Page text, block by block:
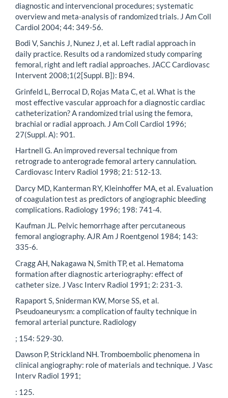
diagnostic and intervencional procedures; systematic
overview and meta-analysis of randomized trials. J Am Coll
Cardiol 2004; 44: 349-56.
Bodi V, Sanchis J, Nunez J, et al. Left radial approach in
daily practice. Results od a randomized study comparing
femoral, right and left radial approaches. JACC Cardiovasc
Intervent 2008;1(2[Suppl. B]): B94.
Grinfeld L, Berrocal D, Rojas Mata C, et al. What is the
most effective vascular approach for a diagnostic cardiac
catheterization? A randomized trial using the femora,
brachial or radial approach. J Am Coll Cardiol 1996;
27(Suppl. A): 901.
Hartnell G. An improved reversal technique from
retrograde to anterograde femoral artery cannulation.
Cardiovasc Interv Radiol 1998; 21: 512-13.
Darcy MD, Kanterman RY, Kleinhoffer MA, et al. Evaluation
of coagulation test as predictors of angiographic bleeding
complications. Radiology 1996; 198: 741-4.
Kaufman JL. Pelvic hemorrhage after percutaneous
femoral angiography. AJR Am J Roentgenol 1984; 143:
335-6.
Cragg AH, Nakagawa N, Smith TP, et al. Hematoma
formation after diagnostic arteriography: effect of
catheter size. J Vasc Interv Radiol 1991; 2: 231-3.
Rapaport S, Sniderman KW, Morse SS, et al.
Pseudoaneurysm: a complication of faulty technique in
femoral arterial puncture. Radiology
; 154: 529-30.
Dawson P, Strickland NH. Tromboembolic phenomena in
clinical angiography: role of materials and technique. J Vasc
Interv Radiol 1991;
: 125.